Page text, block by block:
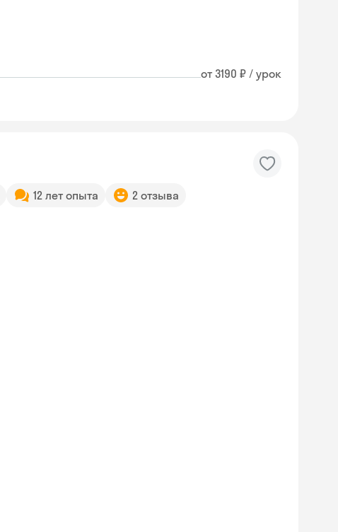
от 3190 ₽ / урок
12 лет опыта 2 отзыва